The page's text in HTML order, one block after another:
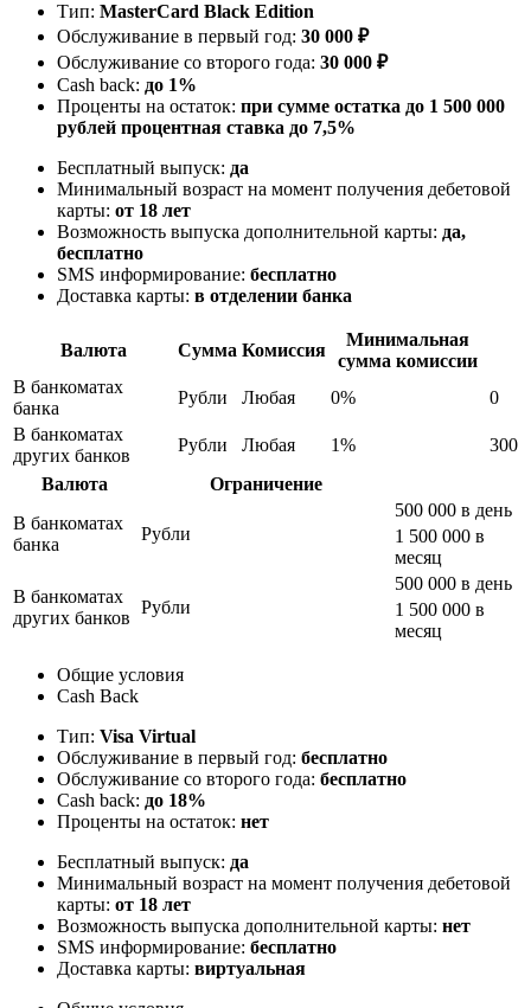
Тип: MasterСard Black Edition
Обслуживание в первый год: 30 000 ₽
Обслуживание со второго года: 30 000 ₽
Cash back: до 1%
Проценты на остаток: при сумме остатка до 1 500 000
рублей процентная ставка до 7,5%
Бесплатный выпуск: да
Минимальный возраст на момент получения дебетовой
карты: от 18 лет
Возможность выпуска дополнительной карты: да,
бесплатно
SMS информирование: бесплатно
Доставка карты: в отделении банка
Валюта Сумма Комиссия
Минимальная
сумма комиссии
В банкоматах
банка
Рубли Любая 0%
0
В банкоматах
других банков
Рубли Любая 1%
300
Валюта
Ограничение
В банкоматах
банка
Рубли
500 000 в день
1 500 000 в
месяц
В банкоматах
других банков
Рубли
500 000 в день
1 500 000 в
месяц
Общие условия
Cash Back
Тип: Visa Virtual
Обслуживание в первый год: бесплатно
Обслуживание со второго года: бесплатно
Cash back: до 18%
Проценты на остаток: нет
Бесплатный выпуск: да
Минимальный возраст на момент получения дебетовой
карты: от 18 лет
Возможность выпуска дополнительной карты: нет
SMS информирование: бесплатно
Доставка карты: виртуальная